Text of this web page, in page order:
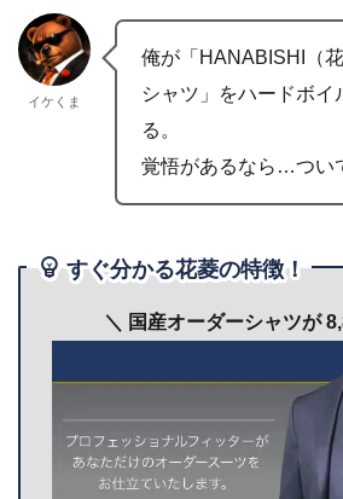
イケくま
俺が「HANABISHI（
シャツ」をハードボイ
る。
覚悟があるなら…つい
すぐ分かる花菱の特徴！
＼ 国産オーダーシャツが